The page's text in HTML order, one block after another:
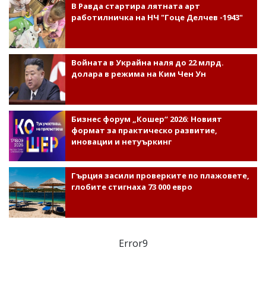
В Равда стартира лятната арт
работилничка на НЧ "Гоце Делчев -1943"
Войната в Украйна наля до 22 млрд.
долара в режима на Ким Чен Ун
Бизнес форум „Кошер“ 2026: Новият
формат за практическо развитие,
иновации и нетуъркинг
Гърция засили проверките по плажовете,
глобите стигнаха 73 000 евро
Error9